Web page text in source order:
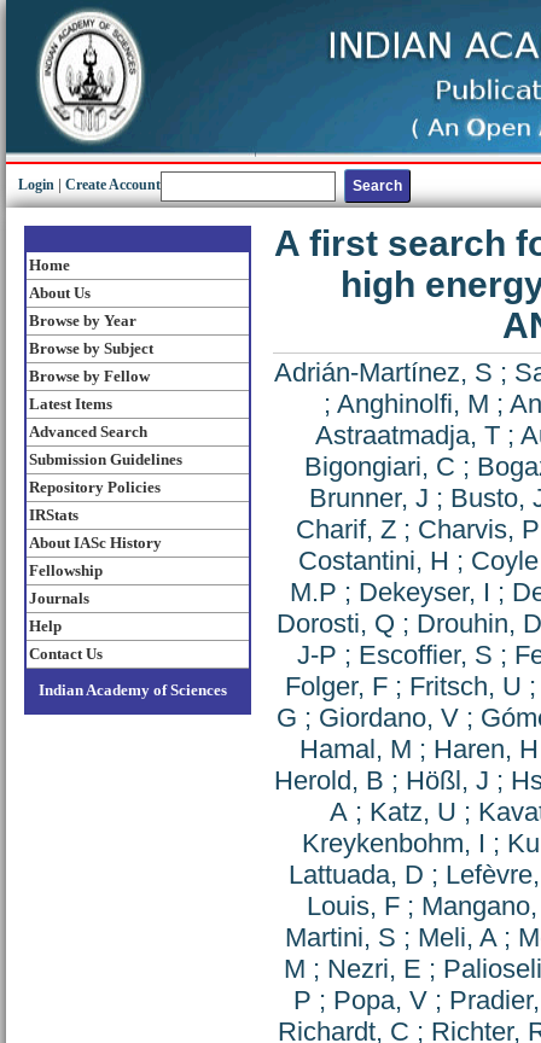
Login Create Account
Home
About Us
Browse by Year
Browse by Subject
Browse by Fellow
Latest Items
Advanced Search
Submission Guidelines
Repository Policies
IRStats
About IASc History
Fellowship
Journals
Help
Contact Us
Indian Academy of Sciences
A first search
high
Adrián-Martínez, S ;
; Anghinolfi, M ;
Astraatmadja, T;
Bigongiari, C ;
Brunner, J ; Busto,
Charif, Z; Charvis,
Costantini, H ;
M.P ; Dekeyser, I ;
Dorosti, Q ; Drouhin, D
J-P ; Escoffier, S ;
Folger, F; Fritsch, U
G ; Giordano, V ;
Hamal, M ; Haren,
Herold, B ; Hößl, J ;
A; Katz, U ;
Kreykenbohm, I ;
Lattuada, D ;
Louis, F ;
Martini, S ; Meli, A;
M ; Nezri, E ;
P ; Popa, V ;
Richardt, C ; Richter,